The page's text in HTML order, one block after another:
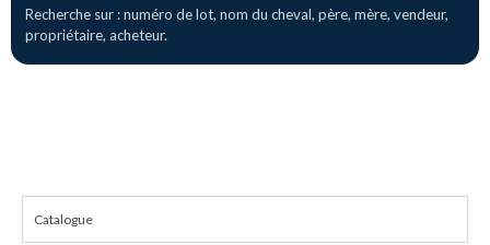
Recherche sur : numéro de lot, nom du cheval, père, mère, vendeur,
propriétaire, acheteur.
Catalogue